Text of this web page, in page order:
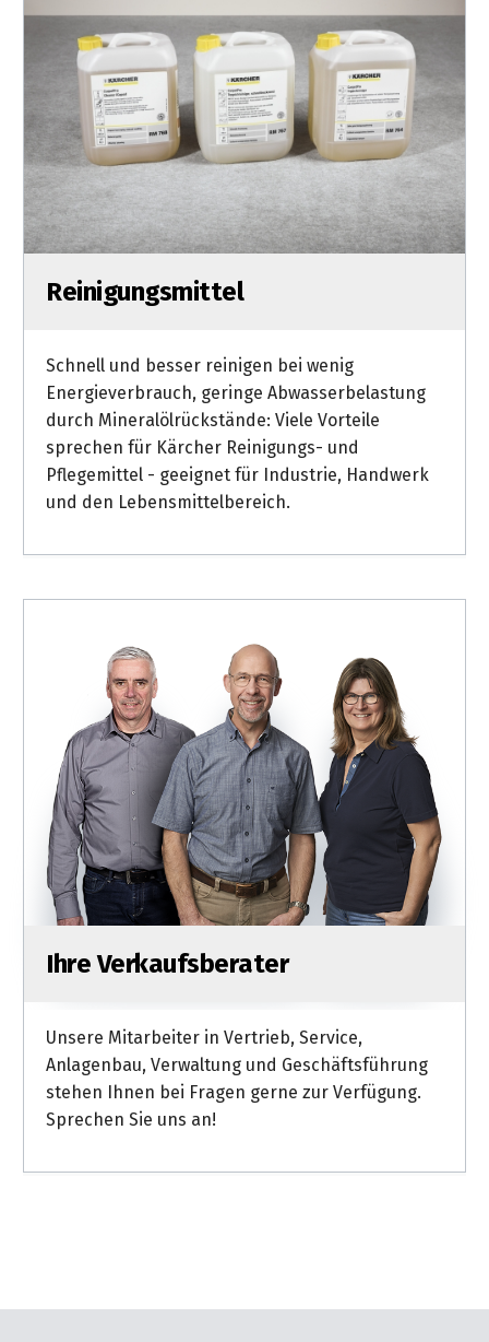
Reinigungsmittel
Schnell und besser reinigen bei wenig
Energieverbrauch, geringe Abwasserbelastung
durch Mineralölrückstände: Viele Vorteile
sprechen für Kärcher Reinigungs- und
Pflegemittel - geeignet für Industrie, Handwerk
und den Lebensmittelbereich.
Ihre Verkaufsberater
Unsere Mitarbeiter in Vertrieb, Service,
Anlagenbau, Verwaltung und Geschäftsführung
stehen Ihnen bei Fragen gerne zur Verfügung.
Sprechen Sie uns an!